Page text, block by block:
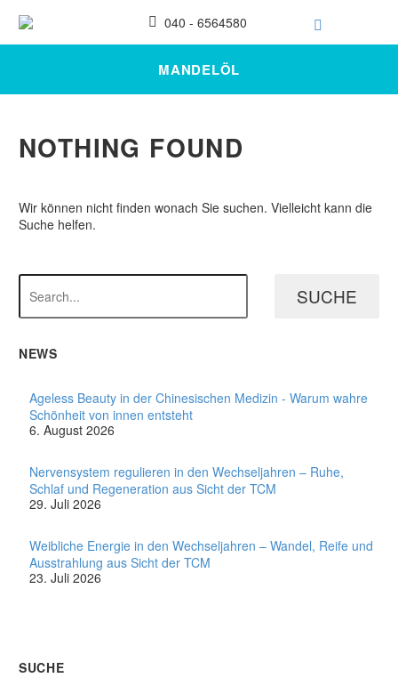
040 - 6564580
MANDELÖL
NOTHING FOUND
Wir können nicht finden wonach Sie suchen. Vielleicht kann die
Suche helfen.
SUCHE
NEWS
Ageless Beauty in der Chinesischen Medizin - Warum wahre
Schönheit von innen entsteht
6. August 2026
Nervensystem regulieren in den Wechseljahren – Ruhe,
Schlaf und Regeneration aus Sicht der TCM
29. Juli 2026
Weibliche Energie in den Wechseljahren – Wandel, Reife und
Ausstrahlung aus Sicht der TCM
23. Juli 2026
SUCHE